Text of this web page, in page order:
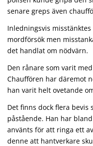
senare greps även
Inledningsvis
mordförsök men
det handlat om nödvärn.
Den rånare som varit
Chauffören har däremot
han varit helt ovetande
Det finns dock flera bevis
påstående. Han har
använts för att ringa ett
denne att hantverkare